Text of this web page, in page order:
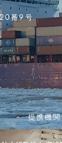
番9号
提携機関